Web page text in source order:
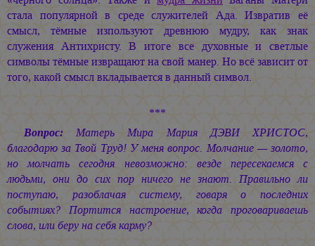
стала популярной в среде служителей Ада. Извратив её
смысл, тёмные изпользуют древнюю мудру, как знак
служения Антихристу. В итоге все духовные и светлые
символы тёмные извращают на свой манер. Но всё зависит от
того, какой смысл вкладывается в данный символ.
***
Вопрос: Матерь Мира Мария ДЭВИ ХРИСТОС,
благодарю за Твой Труд! У меня вопрос. Молчание — золото,
но молчать сегодня невозможно: везде пересекаемся с
людьми, они до сих пор ничего не знают. Правильно ли
поступаю, разоблачая систему, говаря о последних
событиях? Портится настроение, когда проговариваешь
слова, или беру на себя карму?